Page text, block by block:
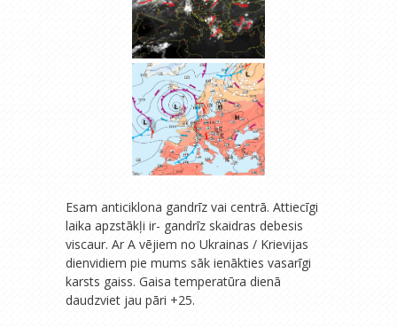
Esam anticiklona gandrīz vai centrā. Attiecīgi
laika apzstākļi ir- gandrīz skaidras debesis
viscaur. Ar A vējiem no Ukrainas / Krievijas
dienvidiem pie mums sāk ienākties vasarīgi
karsts gaiss. Gaisa temperatūra dienā
daudzviet jau pāri +25.